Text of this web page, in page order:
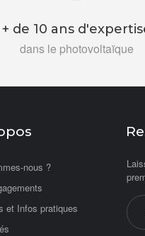
+ de 10 ans
dans le photovoltaïque
nous ?
et Infos pratiques